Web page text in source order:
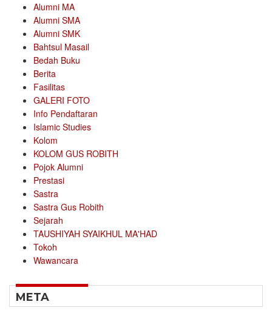
Alumni MA
Alumni SMA
Alumni SMK
Bahtsul Masail
Bedah Buku
Berita
Fasilitas
GALERI FOTO
Info Pendaftaran
Islamic Studies
Kolom
KOLOM GUS ROBITH
Pojok Alumni
Prestasi
Sastra
Sastra Gus Robith
Sejarah
TAUSHIYAH SYAIKHUL MA'HAD
Tokoh
Wawancara
META